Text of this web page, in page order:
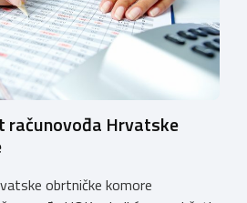
računovođa Hrvatske
obrtničke komore